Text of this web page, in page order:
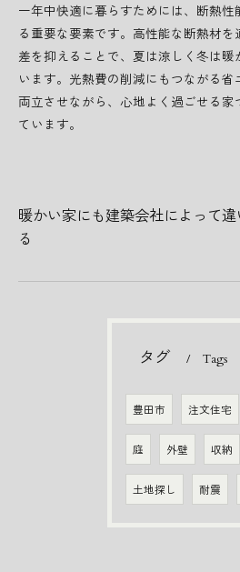
一年中快適に暮らすためには、断熱
る重要な要素です。高性能な断熱材
差を抑えることで、夏は涼しく冬は暖
います。光熱費の削減にもつながる
両立させながら、心地よく過ごせる
ています。
暖かい家にも建築会社によって違
る
タグ Tags
豊田市 注文住宅
庭 外壁 収納
土地探し 耐震